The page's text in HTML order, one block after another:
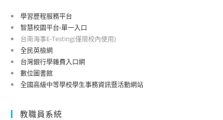
學習歷程服務平台
智慧校園平台-單一入口
台南海事E-Testing(僅限校內使用)
全民英檢網
台灣銀行學雜費入口網
數位圖書館
全國高級中等學校學生事務資訊暨活動網站
教職員系統